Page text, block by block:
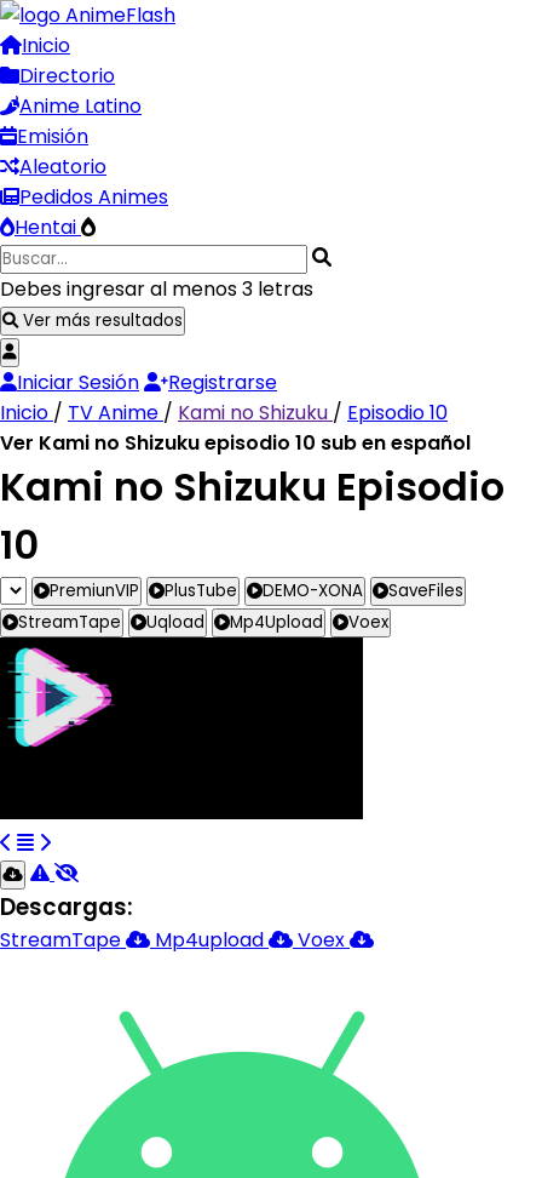
Inicio
Directorio
Anime Latino
Emisión
Aleatorio
Pedidos Animes
Hentai
Debes ingresar al menos 3 letras
Ver más resultados
Iniciar Sesión
Registrarse
Inicio / TV Anime / Kami no Shizuku / Episodio 10
Ver Kami no Shizuku episodio 10 sub en español
Kami no Shizuku Episodio
10
PremiunVIP PlusTube DEMO-XONA
SaveFiles
StreamTape
Uqload Mp4Upload Voex
Descargas:
StreamTape Mp4upload Voex